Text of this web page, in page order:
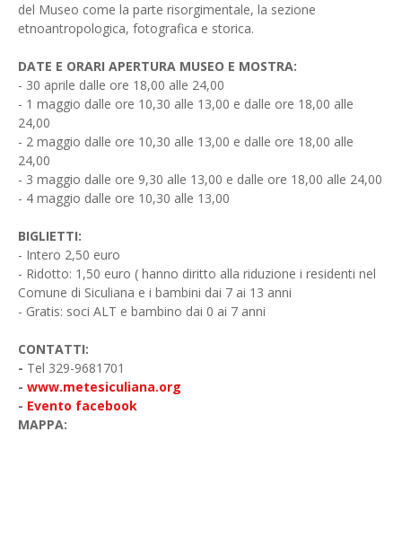
del Museo come la parte risorgimentale, la sezione
etnoantropologica, fotografica e storica.
DATE E ORARI APERTURA MUSEO E MOSTRA:
- 30 aprile dalle ore 18,00 alle 24,00
- 1 maggio dalle ore 10,30 alle 13,00 e dalle ore 18,00 alle
24,00
- 2 maggio dalle ore 10,30 alle 13,00 e dalle ore 18,00 alle
24,00
- 3 maggio dalle ore 9,30 alle 13,00 e dalle ore 18,00 alle 24,00
- 4 maggio dalle ore 10,30 alle 13,00
BIGLIETTI:
- Intero 2,50 euro
- Ridotto: 1,50 euro ( hanno diritto alla riduzione i residenti nel
Comune di Siculiana e i bambini dai 7 ai 13 anni
- Gratis: soci ALT e bambino dai 0 ai 7 anni
CONTATTI:
- Tel 329-9681701
- www.metesiculiana.org
- Evento facebook
MAPPA: